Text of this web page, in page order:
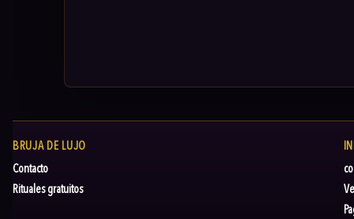
BRUJA DE LUJO
Contacto
Rituales gratuitos